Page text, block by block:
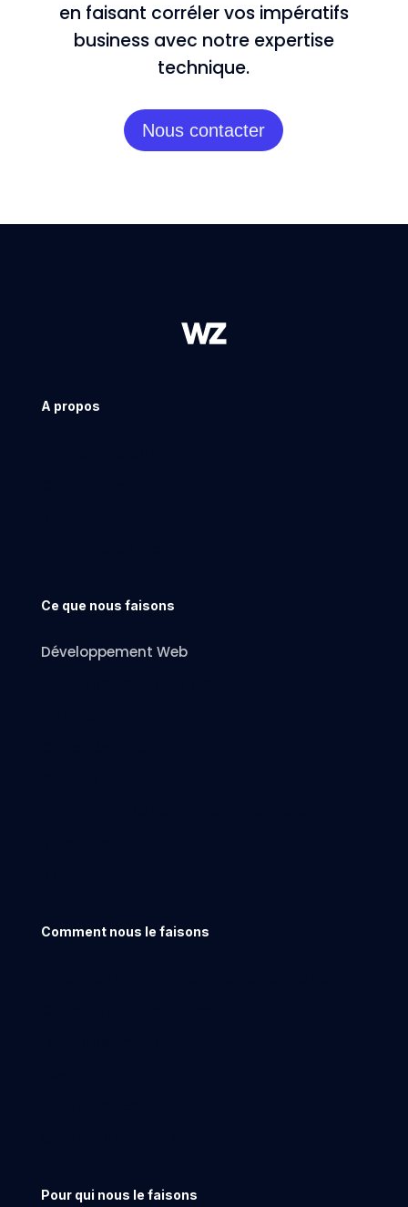
en faisant corréler vos impératifs
business avec notre expertise
technique.
Nous contacter
A propos
Ce que nous faisons
Développement Web
Comment nous le faisons
Pour qui nous le faisons